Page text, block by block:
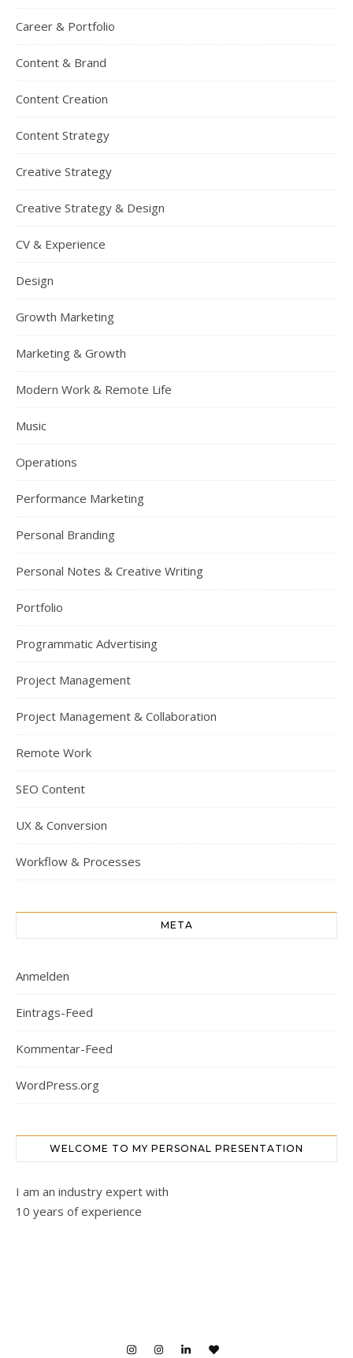
Career & Portfolio
Content & Brand
Content Creation
Content Strategy
Creative Strategy
Creative Strategy & Design
CV & Experience
Design
Growth Marketing
Marketing & Growth
Modern Work & Remote Life
Music
Operations
Performance Marketing
Personal Branding
Personal Notes & Creative Writing
Portfolio
Programmatic Advertising
Project Management
Project Management & Collaboration
Remote Work
SEO Content
UX & Conversion
Workflow & Processes
META
Anmelden
Eintrags-Feed
Kommentar-Feed
WordPress.org
WELCOME TO MY PERSONAL PRESENTATION
I am an industry expert with
10 years of experience